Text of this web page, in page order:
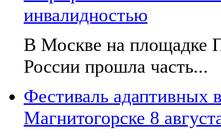
инвалидностью
В Москве на площадке
России прошла часть...
Фестиваль адаптивных
Магнитогорске 8